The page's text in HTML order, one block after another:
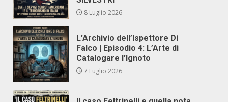
8 Luglio 2026
L’Archivio dell’Ispettore Di
Falco | Episodio 4: L’Arte di
Catalogare l’Ignoto
7 Luglio 2026